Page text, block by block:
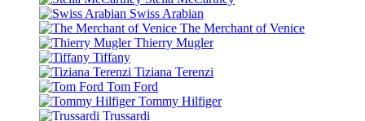
Swiss Arabian
The Merchant of Venice
Thierry Mugler
Tiffany
Tiziana Terenzi
Tom Ford
Tommy Hilfiger
Trussardi